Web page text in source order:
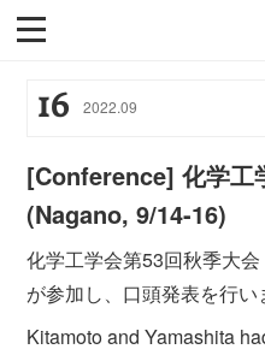
16 2022.09
[Conference] 化学工
(Nagano, 9/14-16)
化学工学会第53回秋季大
が参加し、口頭発表を行い
Kitamoto and Yamashita